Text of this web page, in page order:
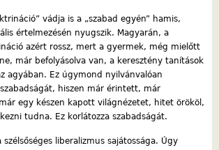
vádja is a „szabad egyén” hamis,
értelmezésén nyugszik. Magyarán, a
azért rossz, mert a gyermek, még mielőtt
már befolyásolva van, a keresztény tanítások
agyában. Ez úgymond nyilvánvalóan
hiszen már érintett, már
egy készen kapott világnézetet, hitet örököl,
tudna. Ez korlátozza szabadságát.
szélsőséges liberalizmus sajátossága. Úgy